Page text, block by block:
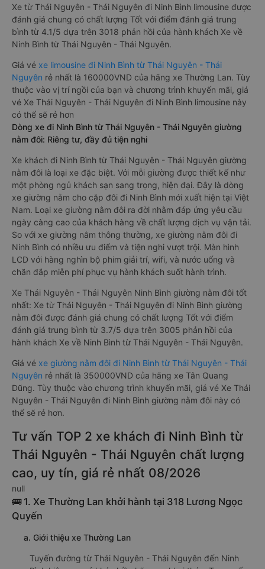
Xe từ Thái Nguyên - Thái Nguyên đi Ninh Bình limousine được
đánh giá chung có chất lượng Tốt với điểm đánh giá trung
bình từ 4.1/5 dựa trên 3018 phản hồi của hành khách Xe về
Ninh Bình từ Thái Nguyên - Thái Nguyên.
Giá vé xe limousine đi Ninh Bình từ Thái Nguyên - Thái
Nguyên rẻ nhất là 160000VND của hãng xe Thường Lan. Tùy
thuộc vào vị trí ngồi của bạn và chương trình khuyến mãi, giá
vé Xe Thái Nguyên - Thái Nguyên đi Ninh Bình limousine này
có thể sẽ rẻ hơn
Dòng xe đi Ninh Bình từ Thái Nguyên - Thái Nguyên giường
nằm đôi: Riêng tư, đầy đủ tiện nghi
Xe khách đi Ninh Bình từ Thái Nguyên - Thái Nguyên giường
nằm đôi là loại xe đặc biệt. Với mỗi giường được thiết kế như
một phòng ngủ khách sạn sang trọng, hiện đại. Đây là dòng
xe giường nằm cho cặp đôi đi Ninh Bình mới xuất hiện tại Việt
Nam. Loại xe giường nằm đôi ra đời nhằm đáp ứng yêu cầu
ngày càng cao của khách hàng về chất lượng dịch vụ vận tải.
So với xe giường nằm thông thường, xe giường nằm đôi đi
Ninh Bình có nhiều ưu điểm và tiện nghi vượt trội. Màn hình
LCD với hàng nghìn bộ phim giải trí, wifi, và nước uống và
chăn đắp miễn phí phục vụ hành khách suốt hành trình.
Xe Thái Nguyên - Thái Nguyên Ninh Bình giường nằm đôi tốt
nhất: Xe từ Thái Nguyên - Thái Nguyên đi Ninh Bình giường
nằm đôi được đánh giá chung có chất lượng Tốt với điểm
đánh giá trung bình từ 3.7/5 dựa trên 3005 phản hồi của
hành khách Xe về Ninh Bình từ Thái Nguyên - Thái Nguyên.
Giá vé xe giường nằm đôi đi Ninh Bình từ Thái Nguyên - Thái
Nguyên rẻ nhất là 350000VND của hãng xe Tân Quang
Dũng. Tùy thuộc vào chương trình khuyến mãi, giá vé Xe Thái
Nguyên - Thái Nguyên đi Ninh Bình giường nằm đôi này có
thể sẽ rẻ hơn.
Tư vấn TOP 2 xe khách đi Ninh Bình từ
Thái Nguyên - Thái Nguyên chất lượng
cao, uy tín, giá rẻ nhất 08/2026
null
🚌 1. Xe Thường Lan khởi hành tại 318 Lương Ngọc
Quyến
a. Giới thiệu xe Thường Lan
Tuyến đường từ Thái Nguyên - Thái Nguyên đến Ninh